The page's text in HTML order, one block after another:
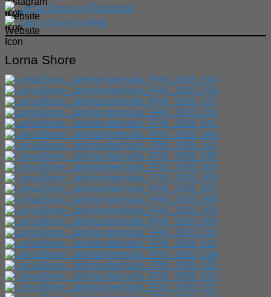
Lorna Shore auf Facebook
Lorna Shore im Web
Lorna Shore